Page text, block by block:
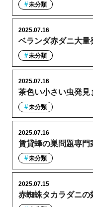
未分類
ベランダ赤ダニ大量
2025.07.16
未分類
茶色い小さい虫発見
2025.07.16
未分類
賃貸蜂の巣問題専門
2025.07.16
未分類
赤蜘蛛タカラダニの
2025.07.15